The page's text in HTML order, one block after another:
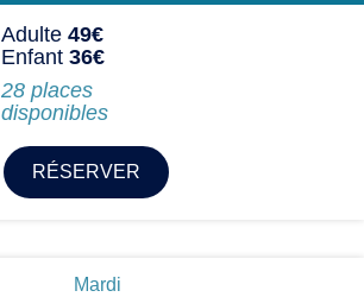
Adulte 49€
Enfant 36€
28 places
disponibles
RÉSERVER
Mardi